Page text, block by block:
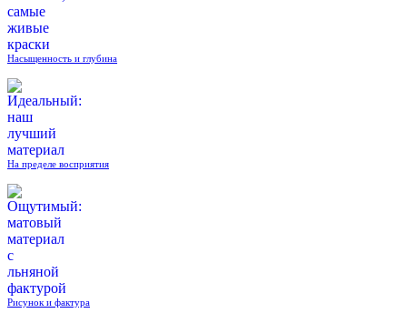
Насыщенность и глубина
На пределе восприятия
Рисунок и фактура